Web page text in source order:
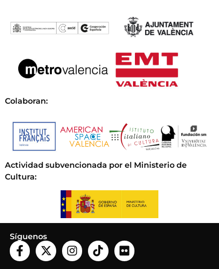
Colaboran:
Actividad subvencionada por el Ministerio de
Cultura:
Síguenos